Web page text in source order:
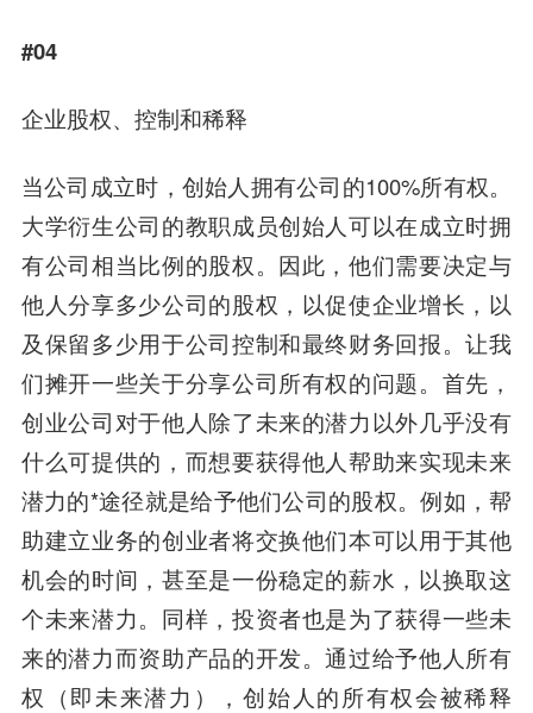
#04
企业股权、控制和稀释
当公司成立时，创始人拥有公司的100%所有权。
大学衍生公司的教职成员创始人可以在成立时拥
有公司相当比例的股权。因此，他们需要决定与
他人分享多少公司的股权，以促使企业增长，以
及保留多少用于公司控制和最终财务回报。让我
们摊开一些关于分享公司所有权的问题。首先，
创业公司对于他人除了未来的潜力以外几乎没有
什么可提供的，而想要获得他人帮助来实现未来
潜力的*途径就是给予他们公司的股权。例如，帮
助建立业务的创业者将交换他们本可以用于其他
机会的时间，甚至是一份稳定的薪水，以换取这
个未来潜力。同样，投资者也是为了获得一些未
来的潜力而资助产品的开发。通过给予他人所有
权（即未来潜力），创始人的所有权会被稀释